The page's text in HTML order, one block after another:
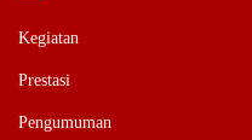
Kegiatan
Prestasi
Pengumuman